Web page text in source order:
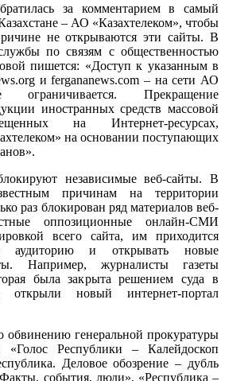
за комментарием в самый
– АО «Казахтелеком», чтобы
не открываются эти сайты. В
по связям с общественностью
пишется: «Доступ к указанным в
и fergananews.com – на сети АО
ограничивается. Прекращение
иностранных средств массовой
на Интернет-ресурсах,
на основании поступающих
независимые веб-сайты. В
причинам на территории
раз блокирован ряд материалов веб-
оппозиционные онлайн-СМИ
всего сайта, им приходится
аудиторию и открывать новые
Например, журналисты газеты
была закрыта решением суда в
открыли новый интернет-портал
обвинению генеральной прокуратуры
«Голос Республики – Калейдоскоп
Деловое обозрение – дубль
события, люди», «Республика –